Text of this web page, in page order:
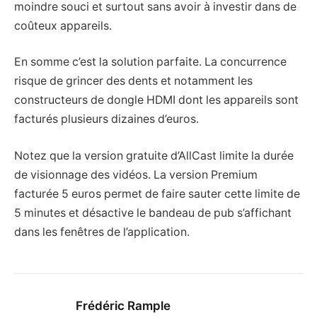
moindre souci et surtout sans avoir à investir dans de
coûteux appareils.
En somme c’est la solution parfaite. La concurrence
risque de grincer des dents et notamment les
constructeurs de dongle HDMI dont les appareils sont
facturés plusieurs dizaines d’euros.
Notez que la version gratuite d’AllCast limite la durée
de visionnage des vidéos. La version Premium
facturée 5 euros permet de faire sauter cette limite de
5 minutes et désactive le bandeau de pub s’affichant
dans les fenêtres de l’application.
Frédéric Rample